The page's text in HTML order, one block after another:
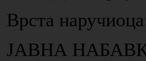
Врста
ЈАВНА